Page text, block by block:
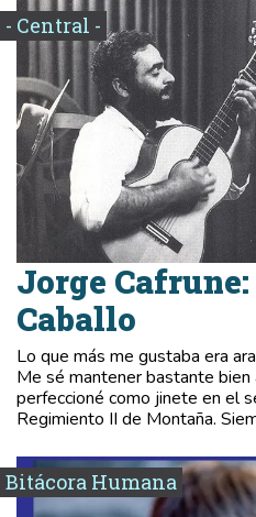
- Central -
Jorge
Caballo
Lo que más me gustaba era
Me sé mantener bastante
perfeccioné como jinete en el
Regimiento II de Montaña.
Bitácora Humana